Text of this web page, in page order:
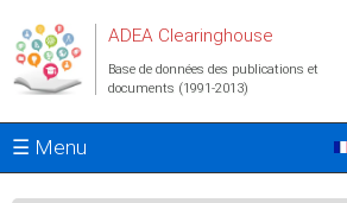
ADEA Clearinghouse
Base de données des publications et
documents (1991-2013)
☰ Menu